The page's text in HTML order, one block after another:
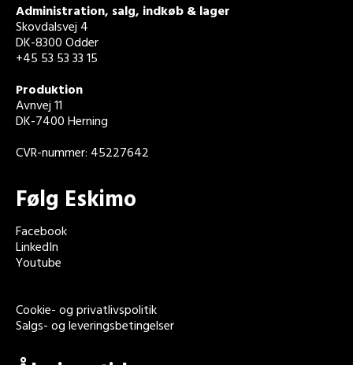
Administration, salg, indkøb & lager
Skovdalsvej 4
DK-8300 Odder
+45 53 53 33 15
Produktion
Avnvej 11
DK-7400 Herning
CVR-nummer: 45227642
Følg Eskimo
Facebook
LinkedIn
Youtube
Cookie- og privatlivspolitik
Salgs- og leveringsbetingelser